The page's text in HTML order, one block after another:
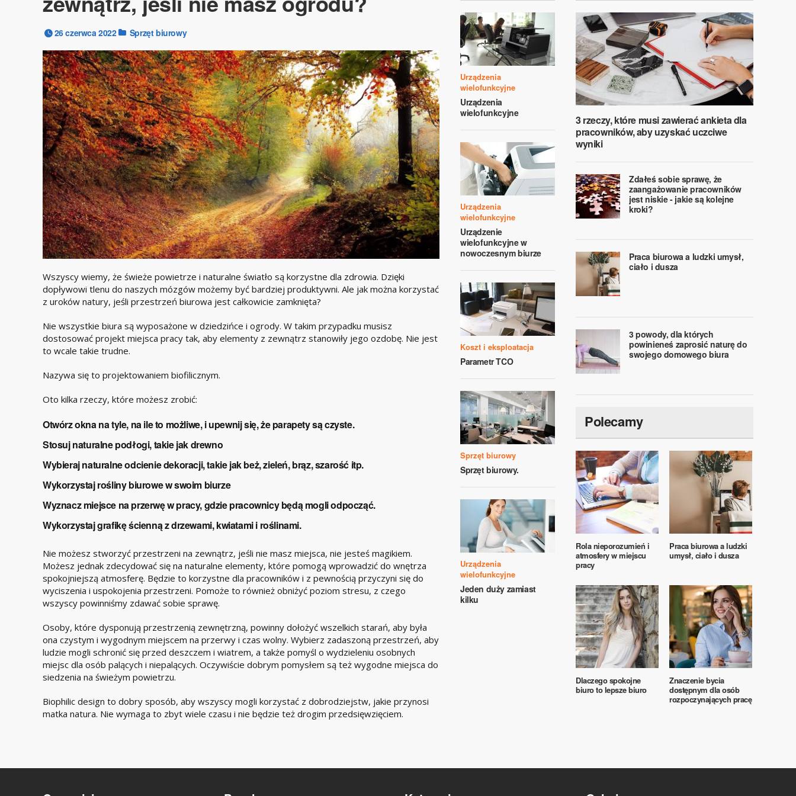
26 czerwca 2022 Sprzęt biurowy
Wszyscy wiemy, że świeże powietrze i naturalne światło są korzystne dla zdrowia. Dzięki
dopływowi tlenu do naszych mózgów możemy być bardziej produktywni. Ale jak można korzystać
z uroków natury, jeśli przestrzeń biurowa jest całkowicie zamknięta?
Nie wszystkie biura są wyposażone w dziedzińce i ogrody. W takim przypadku musisz
dostosować projekt miejsca pracy tak, aby elementy z zewnątrz stanowiły jego ozdobę. Nie jest
to wcale takie trudne.
Nazywa się to projektowaniem biofilicznym.
Oto kilka rzeczy, które możesz zrobić:
Otwórz okna na tyle, na ile to możliwe, i upewnij się, że parapety są czyste.
Stosuj naturalne podłogi, takie jak drewno
Wybieraj naturalne odcienie dekoracji, takie jak beż, zieleń, brąz, szarość itp.
Wykorzystaj rośliny biurowe w swoim biurze
Wyznacz miejsce na przerwę w pracy, gdzie pracownicy będą mogli odpocząć.
Wykorzystaj grafikę ścienną z drzewami, kwiatami i roślinami.
Nie możesz stworzyć przestrzeni na zewnątrz, jeśli nie masz miejsca, nie jesteś magikiem.
Możesz jednak zdecydować się na naturalne elementy, które pomogą wprowadzić do wnętrza
spokojniejszą atmosferę. Będzie to korzystne dla pracowników i z pewnością przyczyni się do
wyciszenia i uspokojenia przestrzeni. Pomoże to również obniżyć poziom stresu, z czego
wszyscy powinniśmy zdawać sobie sprawę.
Osoby, które dysponują przestrzenią zewnętrzną, powinny dołożyć wszelkich starań, aby była
ona czystym i wygodnym miejscem na przerwy i czas wolny. Wybierz zadaszoną przestrzeń, aby
ludzie mogli schronić się przed deszczem i wiatrem, a także pomyśl o wydzieleniu osobnych
miejsc dla osób palących i niepalących. Oczywiście dobrym pomysłem są też wygodne miejsca do
siedzenia na świeżym powietrzu.
Biophilic design to dobry sposób, aby wszyscy mogli korzystać z dobrodziejstw, jakie przynosi
matka natura. Nie wymaga to zbyt wiele czasu i nie będzie też drogim przedsięwzięciem.
Urządzenia
wielofunkcyjne
Urządzenia
wielofunkcyjne
Urządzenia
wielofunkcyjne
Urządzenie
wielofunkcyjne w
nowoczesnym biurze
Koszt i eksploatacja
Parametr TCO
Sprzęt biurowy
Sprzęt biurowy.
Urządzenia
wielofunkcyjne
Jeden duży zamiast
kilku
3 rzeczy, które musi zawierać ankieta dla
pracowników, aby uzyskać uczciwe
wyniki
Zdałeś sobie sprawę, że
zaangażowanie pracowników
jest niskie - jakie są kolejne
kroki?
Praca biurowa a ludzki umysł,
ciało i dusza
3 powody, dla których
powinieneś zaprosić naturę do
swojego domowego biura
Polecamy
Rola nieporozumień i
atmosfery w miejscu
pracy
Praca biurowa a ludzki
umysł, ciało i dusza
Dlaczego spokojne
biuro to lepsze biuro
Znaczenie bycia
dostępnym dla osób
rozpoczynających pracę